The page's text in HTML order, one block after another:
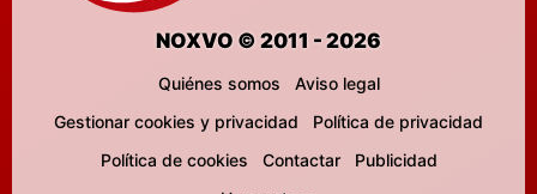
NOXVO © 2011 - 2026
Quiénes somos
Aviso legal
Gestionar cookies y privacidad
Política de privacidad
Política de cookies
Contactar
Publicidad